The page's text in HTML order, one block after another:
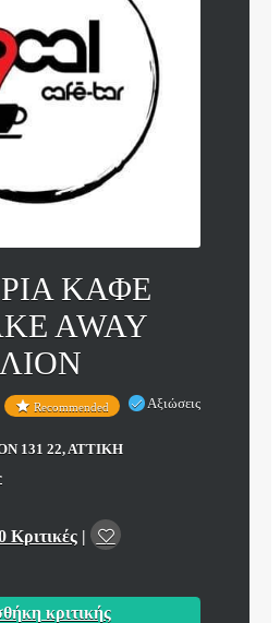
ΚΑΦΕ
AWAY
Recommended Αξιώσεις
131 22, ΑΤΤΙΚΗ
Κριτικές |
κριτικής